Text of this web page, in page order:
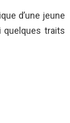
d’une jeune
quelques traits